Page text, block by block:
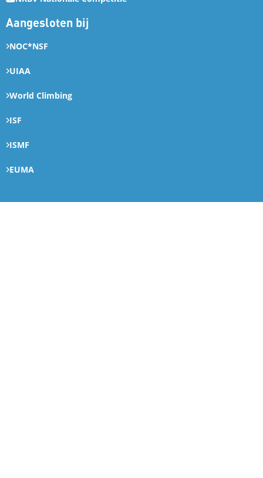
Aangesloten bij
NOC*NSF
UIAA
World Climbing
ISF
ISMF
EUMA